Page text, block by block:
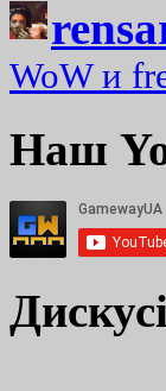
WoW и
Наш